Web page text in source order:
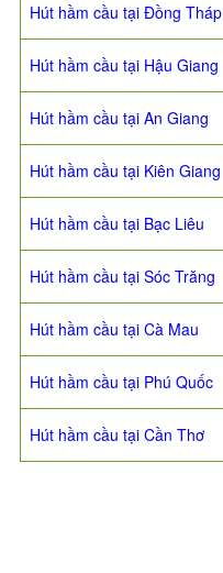
Hút hầm cầu tại Đồng Tháp
Hút hầm cầu tại Hậu Giang
Hút hầm cầu tại An Giang
Hút hầm cầu tại Kiên Giang
Hút hầm cầu tại Bạc Liêu
Hút hầm cầu tại Sóc Trăng
Hút hầm cầu tại Cà Mau
Hút hầm cầu tại Phú Quốc
Hút hầm cầu tại Cần Thơ